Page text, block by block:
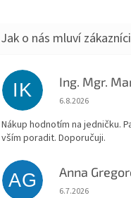
IK Ing. Mgr.
Hodnocení
6.8.2026
Nákup hodnotím na jedničku.
vším poradit. Doporučuji.
AG Anna
Hodnocení
6.7.2026